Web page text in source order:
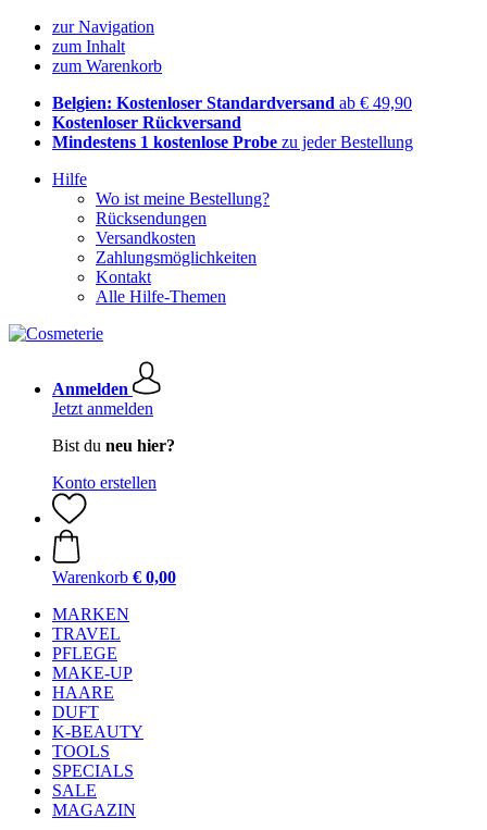
zur Navigation
zum Inhalt
zum Warenkorb
Belgien: Kostenloser Standardversand ab € 49,90
Kostenloser Rückversand
Mindestens 1 kostenlose Probe zu jeder Bestellung
Hilfe
Wo ist meine Bestellung?
Rücksendungen
Versandkosten
Zahlungsmöglichkeiten
Kontakt
Alle Hilfe-Themen
Anmelden
Jetzt anmelden
Bist du neu hier?
Konto erstellen
Warenkorb € 0,00
MARKEN
TRAVEL
PFLEGE
MAKE-UP
HAARE
DUFT
K-BEAUTY
TOOLS
SPECIALS
SALE
MAGAZIN